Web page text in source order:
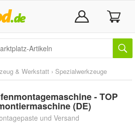
& Werkstatt › Spezialwerkzeuge
- TOP
(DE)
und Versand